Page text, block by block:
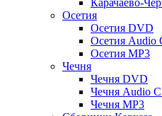
Карачаево-
Осетия
Осетия DVD
Осетия Audio
Осетия MP3
Чечня
Чечня DVD
Чечня Audio
Чечня MP3